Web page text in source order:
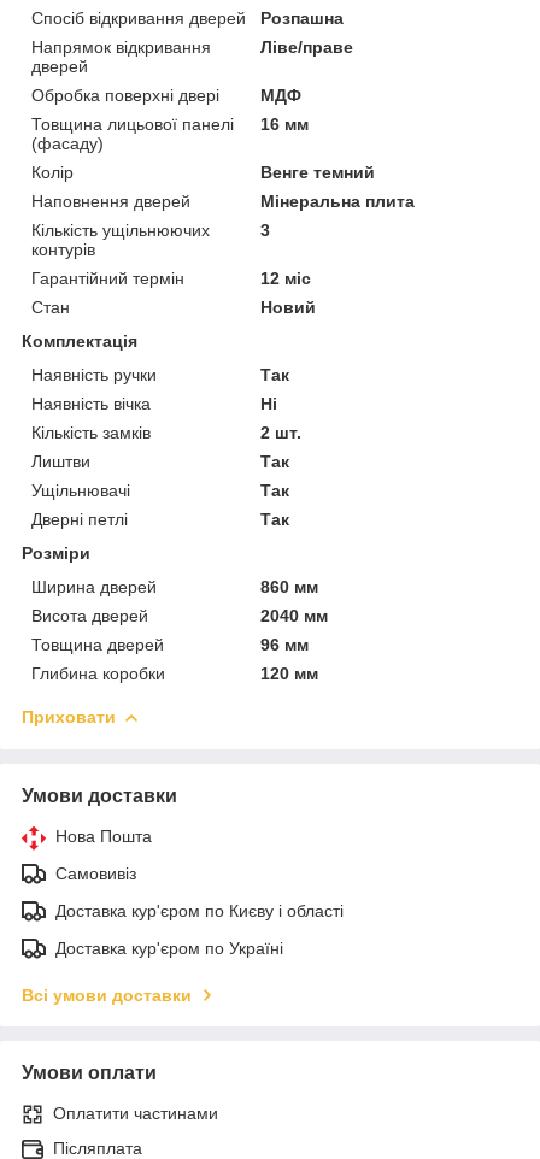
Спосіб відкривання дверей
Розпашна
Напрямок відкривання
дверей
Ліве/праве
Обробка поверхні двері
МДФ
Товщина лицьової панелі
(фасаду)
16 мм
Колір
Венге темний
Наповнення дверей
Мінеральна плита
Кількість ущільнюючих
контурів
3
Гарантійний термін
12 міс
Стан
Новий
Комплектація
Наявність ручки
Так
Наявність вічка
Ні
Кількість замків
2 шт.
Лиштви
Так
Ущільнювачі
Так
Дверні петлі
Так
Розміри
Ширина дверей
860 мм
Висота дверей
2040 мм
Товщина дверей
96 мм
Глибина коробки
120 мм
Приховати
Умови доставки
Нова Пошта
Самовивіз
Доставка кур'єром по Києву і області
Доставка кур'єром по Україні
Всі умови доставки
Умови оплати
Оплатити частинами
Післяплата